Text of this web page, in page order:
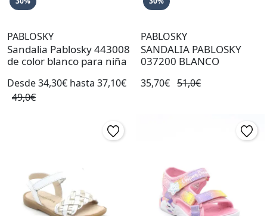
PABLOSKY
Sandalia Pablosky 443008
de color blanco para niña
Desde 34,30€ hasta 37,10€
49,0€
PABLOSKY
SANDALIA PABLOSKY
037200 BLANCO
35,70€ 51,0€